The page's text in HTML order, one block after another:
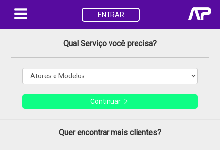
ENTRAR
Qual Serviço você precisa?
Continuar
Quer encontrar mais clientes?